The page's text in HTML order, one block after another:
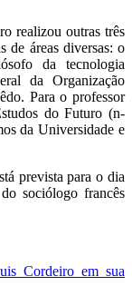
realizou outras três
de áreas diversas: o
da tecnologia
da Organização
Para o professor
do Futuro (n-
da Universidade e
prevista para o dia
sociólogo francês
Cordeiro em sua